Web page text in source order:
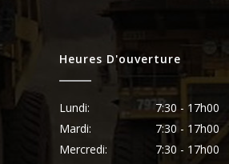
Heures D'ouverture
Lundi:
7:30 - 17h00
Mardi:
7:30 - 17h00
Mercredi:
7:30 - 17h00